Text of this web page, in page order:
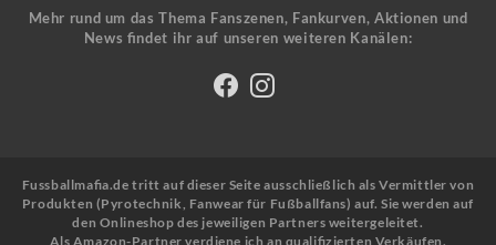
Mehr rund um das Thema Fanszenen, Fankurven, Aktionen und
News findet ihr auf unseren weiteren Kanälen:
Fussballmafia.de tritt auf dieser Seite ausschließlich als Vermittler von
Produkten (Pyrotechnik, Fanwear für Fußballfans) auf. Sie werden auf
den Onlineshop des jeweiligen Partners weitergeleitet.
Als Amazon-Partner verdiene ich an qualifizierten Verkäufen.